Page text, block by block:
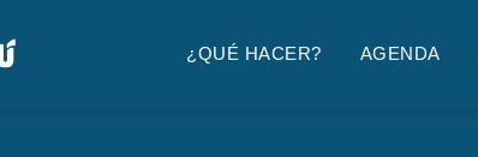
¿QUÉ HACER? AGENDA